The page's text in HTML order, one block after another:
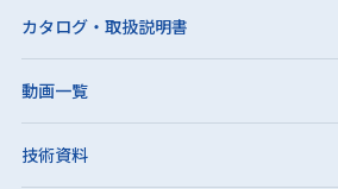
カタログ・取扱説明書
動画一覧
技術資料